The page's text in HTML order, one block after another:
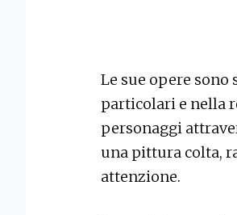
Le sue opere
particolari e nella
personaggi
una pittura colta,
attenzione.